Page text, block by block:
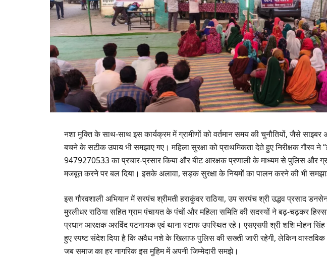
​नशा मुक्ति के साथ-साथ इस कार्यक्रम में ग्रामीणों को वर्तमान समय की चुनौतियों, जैसे
बचने के सटीक उपाय भी समझाए गए। महिला सुरक्षा को प्राथमिकता देते हुए निरीक्षक गौरव ने
9479270533 का प्रचार-प्रसार किया और बीट आरक्षक प्रणाली के माध्यम से पुलिस और
मजबूत करने पर बल दिया। इसके अलावा, सड़क सुरक्षा के नियमों का पालन करने की भी
​इस गौरवशाली अभियान में सरपंच श्रीमती हराकुंवर राठिया, उप सरपंच श्री उद्धव प्रसाद
मुरलीधर राठिया सहित ग्राम पंचायत के पंचों और महिला समिति की सदस्यों ने बढ़-चढ़कर
प्रधान आरक्षक अरविंद पटनायक एवं थाना स्टाफ उपस्थित रहे। एसएसपी श्री शशि मोहन
हुए स्पष्ट संदेश दिया है कि अवैध नशे के खिलाफ पुलिस की सख्ती जारी रहेगी, लेकिन वास्तविक
जब समाज का हर नागरिक इस मुहिम में अपनी जिम्मेदारी समझे।